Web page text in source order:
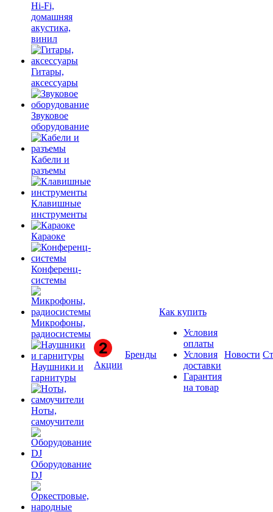
Hi-Fi,
домашняя
акустика,
винил
Гитары,
аксессуары
Звуковое
оборудование
Кабели и
разъемы
Клавишные
инструменты
Караоке
Конференц-
системы
Микрофоны,
радиосистемы
Наушники и
гарнитуры
Ноты,
самоучители
Оборудование
DJ
Акции
Бренды
Как купить
Условия
оплаты
Условия
доставки
Гарантия
на товар
Новости